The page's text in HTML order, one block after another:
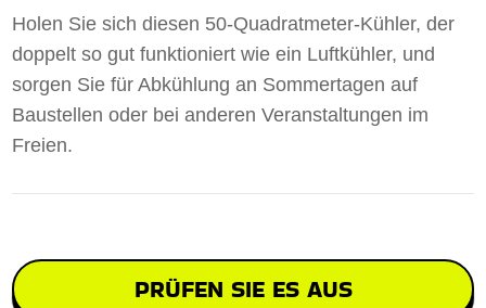
Holen Sie sich diesen 50-Quadratmeter-Kühler, der
doppelt so gut funktioniert wie ein Luftkühler, und
sorgen Sie für Abkühlung an Sommertagen auf
Baustellen oder bei anderen Veranstaltungen im
Freien.
PRÜFEN SIE ES AUS